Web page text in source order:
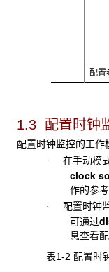
配置
1.3 配置时钟
配置时钟监控的工作
· 在手动模
clock
作的参
· 配置时钟监
可通过
息查看
表1-2 配置时